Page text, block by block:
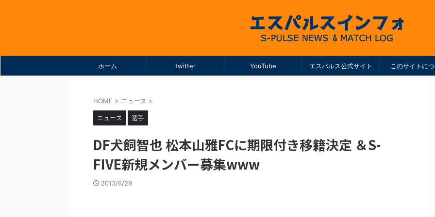
ホーム twitter YouTube エスパルス公式サイト このサイトに
HOME > ニュース >
ニュース 選手
DF犬飼智也 松本山雅FCに期限付き移籍決定 ＆S-
FIVE新規メンバー募集www
2013/6/29